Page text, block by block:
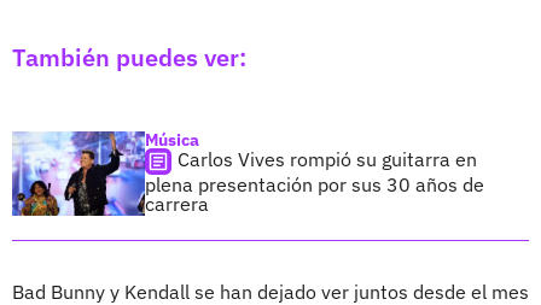
También puedes ver:
Música
Carlos Vives rompió su guitarra en
plena presentación por sus 30 años de
carrera
Bad Bunny y Kendall se han dejado ver juntos desde el mes